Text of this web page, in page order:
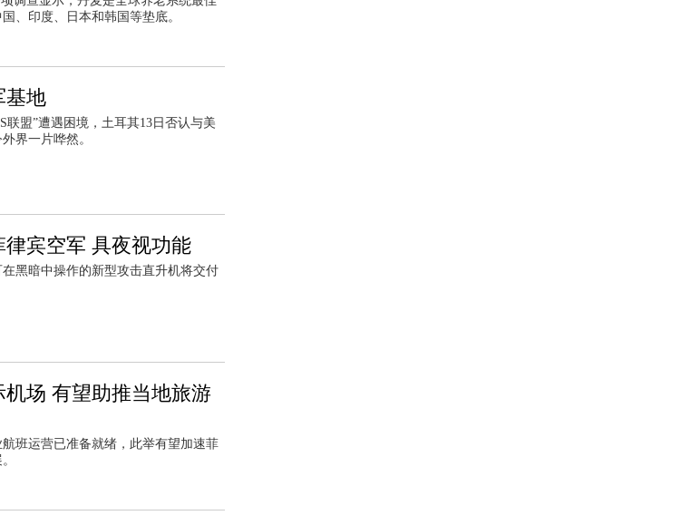
、印度、日本和韩国等垫底。
基地
联盟”遭遇困境，土耳其13日否认与美
界一片哗然。
宾空军 具夜视功能
黑暗中操作的新型攻击直升机将交付
场 有望助推当地旅游
班运营已准备就绪，此举有望加速菲